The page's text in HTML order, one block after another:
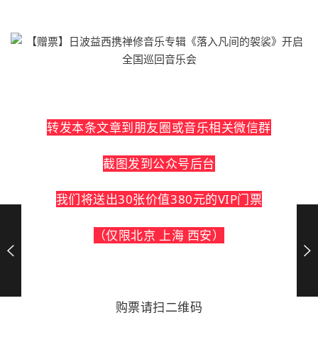
转发本条文章到朋友圈或音乐相关微信群
截图发到公众号后台
我们将送出30张价值380元的VIP门票
（仅限北京 上海 西安）
购票请扫二维码